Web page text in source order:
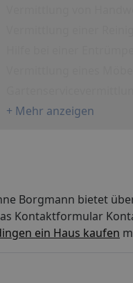
+ Mehr anzeigen
Borgmann bietet
Kontaktformular
ein Haus kaufen